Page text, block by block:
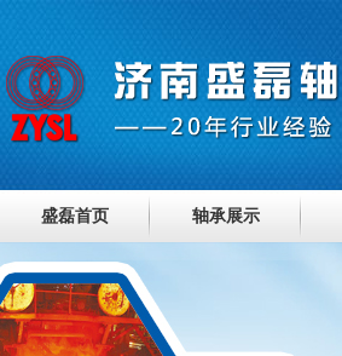
盛磊首页 轴承展示